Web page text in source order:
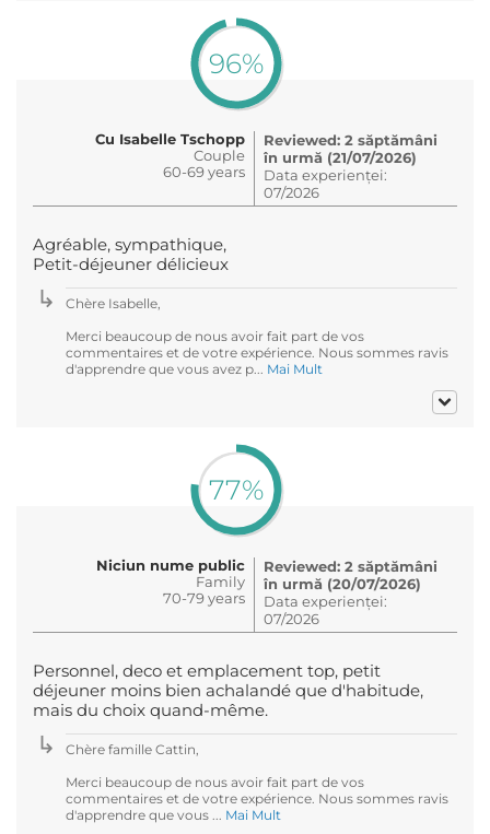
96%
Cu Isabelle Tschopp
Couple
60-69 years
Reviewed: 2 săptămâni
în urmă (21/07/2026)
Data experienței:
07/2026
Agréable, sympathique,
Petit-déjeuner délicieux
Chère Isabelle,
Merci beaucoup de nous avoir fait part de vos
commentaires et de votre expérience. Nous sommes ravis
d'apprendre que vous avez p... Mai Mult
77%
Niciun nume public
Family
70-79 years
Reviewed: 2 săptămâni
în urmă (20/07/2026)
Data experienței:
07/2026
Personnel, deco et emplacement top, petit
déjeuner moins bien achalandé que d'habitude,
mais du choix quand-même.
Chère famille Cattin,
Merci beaucoup de nous avoir fait part de vos
commentaires et de votre expérience. Nous sommes ravis
d'apprendre que vous ... Mai Mult